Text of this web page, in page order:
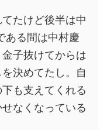
たけど後半は中
ある間は中村慶
子抜けてからは
決めてたし。自
も支えてくれる
なくなっている